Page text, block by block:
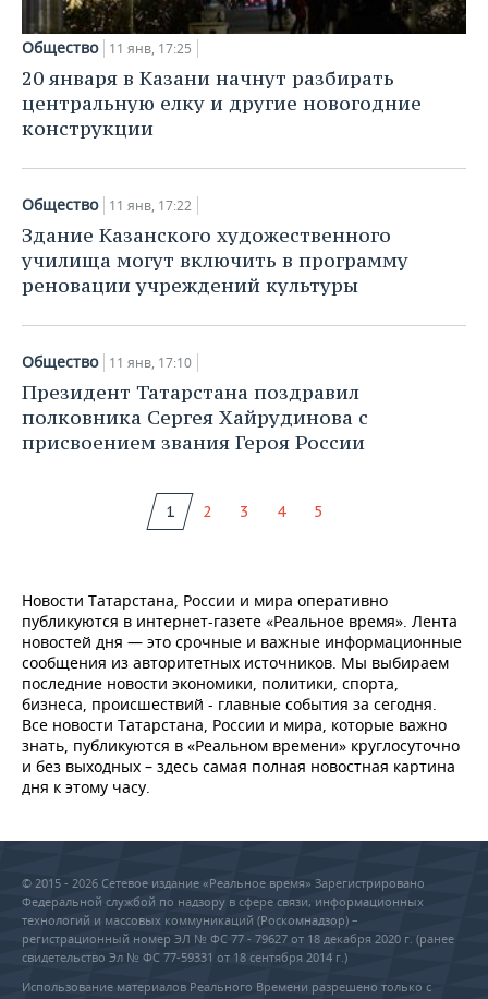
Общество 11 янв, 17:25
20 января в Казани начнут разбирать
центральную елку и другие новогодние
конструкции
Общество 11 янв, 17:22
Здание Казанского художественного
училища могут включить в программу
реновации учреждений культуры
Общество 11 янв, 17:10
Президент Татарстана поздравил
полковника Сергея Хайрудинова с
присвоением звания Героя России
1 2 3 4 5
Новости Татарстана, России и мира оперативно
публикуются в интернет-газете «Реальное время». Лента
новостей дня — это срочные и важные информационные
сообщения из авторитетных источников. Мы выбираем
последние новости экономики, политики, спорта,
бизнеса, происшествий - главные события за сегодня.
Все новости Татарстана, России и мира, которые важно
знать, публикуются в «Реальном времени» круглосуточно
и без выходных – здесь самая полная новостная картина
дня к этому часу.
© 2015 - 2026 Сетевое издание «Реальное время» Зарегистрировано
Федеральной службой по надзору в сфере связи, информационных
технологий и массовых коммуникаций (Роскомнадзор) –
регистрационный номер ЭЛ № ФС 77 - 79627 от 18 декабря 2020 г. (ранее
свидетельство Эл № ФС 77-59331 от 18 сентября 2014 г.)
Использование материалов Реального Времени разрешено только с